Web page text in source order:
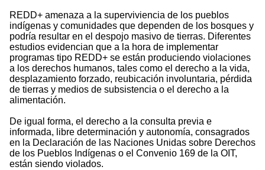
REDD+ amenaza a la superviviencia de los pueblos
indígenas y comunidades que dependen de los bosques y
podría resultar en el despojo masivo de tierras. Diferentes
estudios evidencian que a la hora de implementar
programas tipo REDD+ se están produciendo violaciones
a los derechos humanos, tales como el derecho a la vida,
desplazamiento forzado, reubicación involuntaria, pérdida
de tierras y medios de subsistencia o el derecho a la
alimentación.
De igual forma, el derecho a la consulta previa e
informada, libre determinación y autonomía, consagrados
en la Declaración de las Naciones Unidas sobre Derechos
de los Pueblos Indígenas o el Convenio 169 de la OIT,
están siendo violados.